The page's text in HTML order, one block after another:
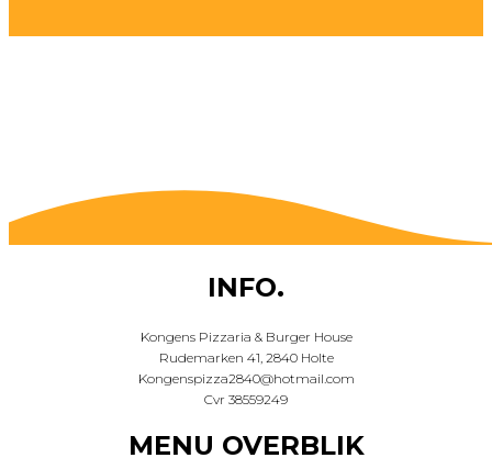
INFO.
Kongens Pizzaria & Burger House
Rudemarken 41, 2840 Holte
Kongenspizza2840@hotmail.com
Cvr 38559249
MENU OVERBLIK